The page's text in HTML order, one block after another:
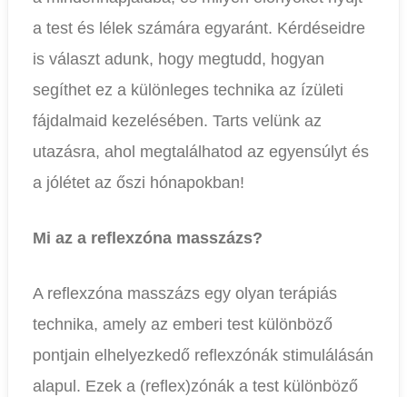
a test és lélek számára egyaránt. Kérdéseidre
is választ adunk, hogy megtudd, hogyan
segíthet ez a különleges technika az ízületi
fájdalmaid kezelésében. Tarts velünk az
utazásra, ahol megtalálhatod az egyensúlyt és
a jólétet az őszi hónapokban!
Mi az a reflexzóna masszázs?
A reflexzóna masszázs egy olyan terápiás
technika, amely az emberi test különböző
pontjain elhelyezkedő reflexzónák stimulálásán
alapul. Ezek a (reflex)zónák a test különböző